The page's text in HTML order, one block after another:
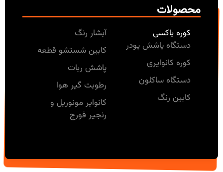
محصولات
کوره باکسی
دستگاه پاشش پودر
کوره کانوایری
دستگاه ساکلون
کابین رنگ
آبشار رنگ
کابین شستشو قطعه
پاشش ربات
رطوبت گیر هوا
کانوایر مونوریل و
رنجیر فورج